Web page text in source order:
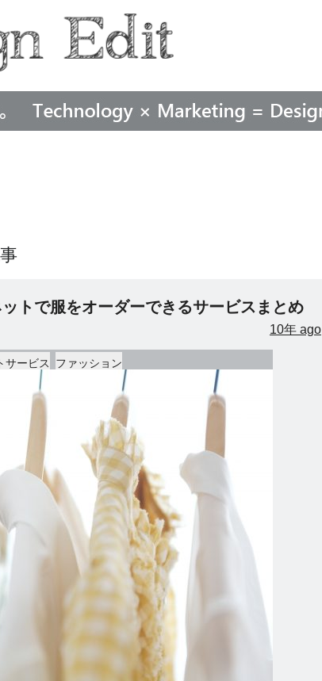
トで服をオーダーできるサービスまとめ
10年 ago
サービス ファッション